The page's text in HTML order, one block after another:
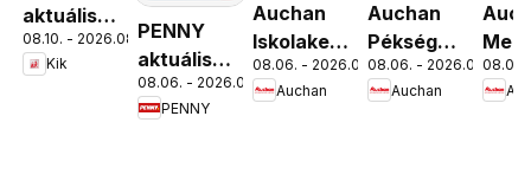
aktuális
akciós
újság
08.10. - 2026.08.16.
Kik
PENNY
aktuális
akciós
újság
08.06. - 2026.08.12.
PENNY
Auchan
Iskolakezdés
ajánlatok
08.06. - 2026.08.19.
Auchan
Auchan
Pékség
ajánlataink
08.06. - 2026.08.12.
Auchan
08.06.